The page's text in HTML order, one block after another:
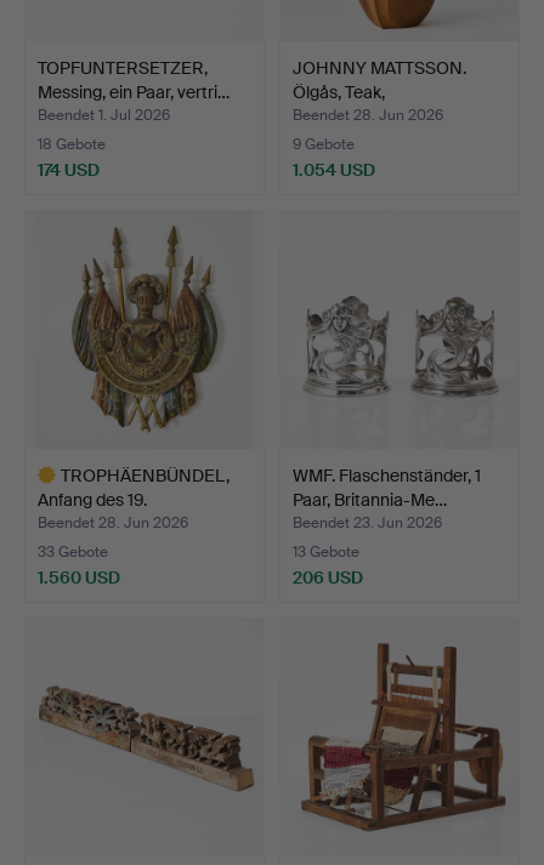
TOPFUNTERSETZER,
Messing, ein Paar, vertri…
Beendet 1. Jul 2026
18 Gebote
174 USD
JOHNNY MATTSSON.
Ölgås, Teak,
ungewöhnlich…
Beendet 28. Jun 2026
9 Gebote
1.054 USD
TROPHÄENBÜNDEL,
Anfang des 19.
Jahrhundert…
Beendet 28. Jun 2026
33 Gebote
1.560 USD
WMF. Flaschenständer, 1
Paar, Britannia-Me…
Beendet 23. Jun 2026
13 Gebote
206 USD